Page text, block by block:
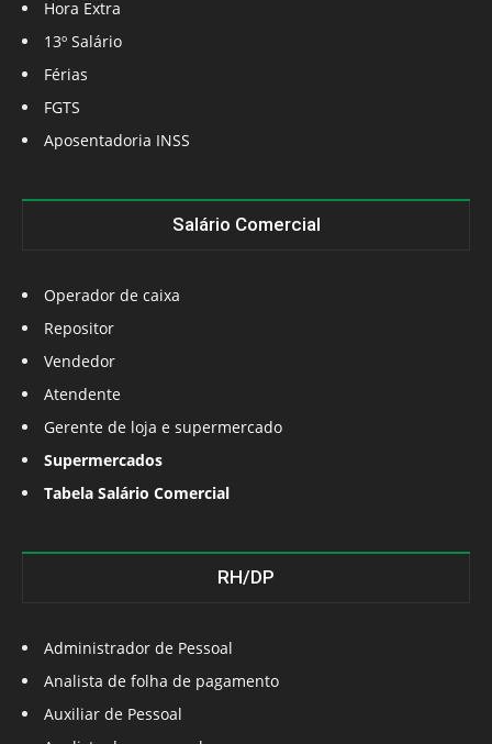
Hora Extra
13º Salário
Férias
FGTS
Aposentadoria INSS
Salário Comercial
Operador de caixa
Repositor
Vendedor
Atendente
Gerente de loja e supermercado
Supermercados
Tabela Salário Comercial
RH/DP
Administrador de Pessoal
Analista de folha de pagamento
Auxiliar de Pessoal